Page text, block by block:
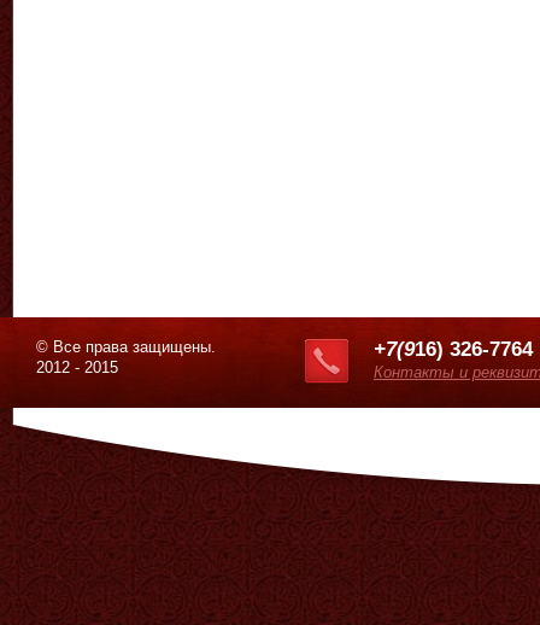
© Все права защищены.
2012 - 2015
+7(916) 326-7764
Контакты и